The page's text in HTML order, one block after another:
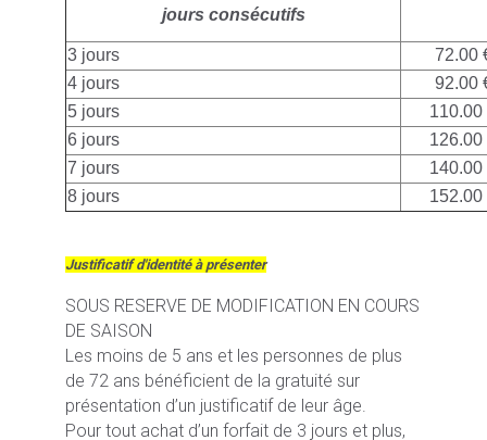
jours consécutifs
3 jours
72.00
4 jours
92.00
5 jours
110.00
6 jours
126.00
7 jours
140.00
8 jours
152.00
Justificatif d'identité à présenter
SOUS RESERVE DE MODIFICATION EN COURS
DE SAISON
Les moins de 5 ans et les personnes de plus
de 72 ans bénéficient de la gratuité sur
présentation d’un justificatif de leur âge.
Pour tout achat d’un forfait de 3 jours et plus,